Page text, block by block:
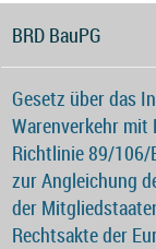
BRD BauPG
Gesetz über das
Warenverkehr
Richtlinie 89/106/
zur Angleichung
der
Rechtsakte der